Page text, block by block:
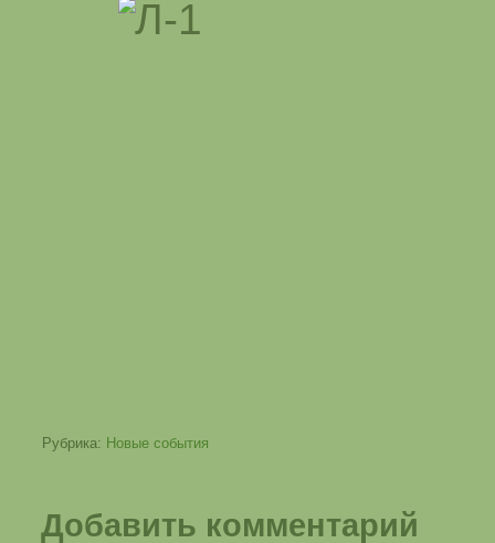
Рубрика: Новые события
Добавить комментарий